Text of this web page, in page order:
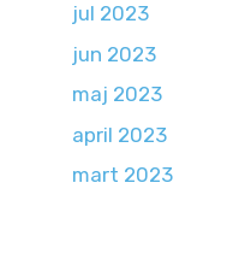
jul 2023
jun 2023
maj 2023
april 2023
mart 2023